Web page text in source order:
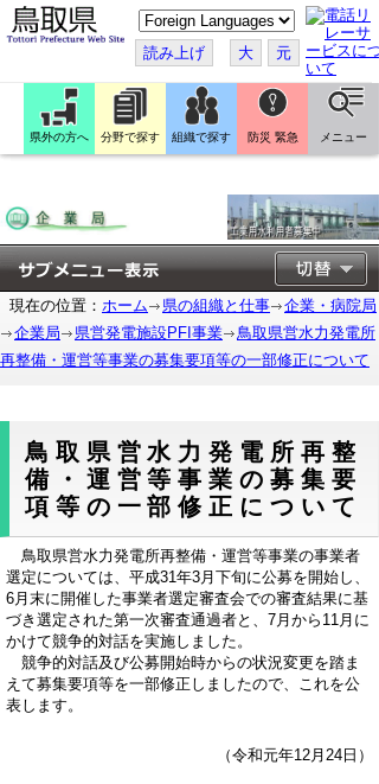
こ
の
ペ
ー
ジ
翻
訳
す
読み上げ 大 元
県外の方へ 分野で探す 組織で探す 防災 緊急 メニュー
現在の位置： ホーム 県の組織と仕事
企業・病院局
企業局
県営発電施設PFI事業
鳥取県営水力発電所
再整備・運営等事業の募集要項等の一部修正について
鳥取県営水力発電所再整
備・運営等事業の募集要
項等の一部修正について
鳥取県営水力発電所再整備・運営等事業の事業者
選定については、平成31年3月下旬に公募を開始し、
6月末に開催した事業者選定審査会での審査結果に基
づき選定された第一次審査通過者と、7月から11月に
かけて競争的対話を実施しました。
競争的対話及び公募開始時からの状況変更を踏ま
えて募集要項等を一部修正しましたので、これを公
表します。
（令和元年12月24日）